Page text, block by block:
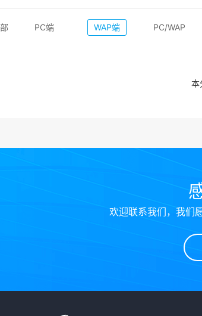
PC端 WAP端 PC/WAP
本
欢迎联系我们，我们